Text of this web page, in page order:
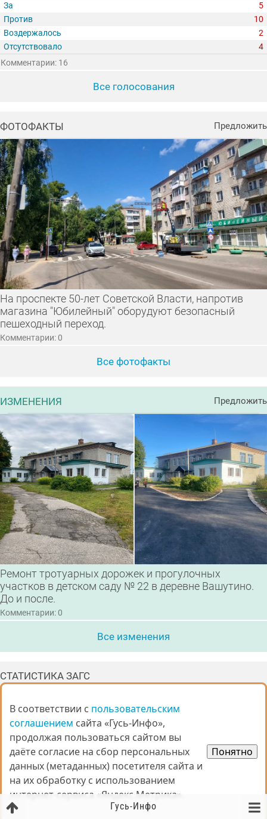
За
5
Против
10
Воздержалось
2
Отсутствовало
4
Комментарии: 16
Все голосования
ФОТОФАКТЫ Предложить
На проспекте 50-лет Советской Власти, напротив
магазина "Юбилейный" оборудуют безопасный
пешеходный переход.
Комментарии: 0
Все фотофакты
ИЗМЕНЕНИЯ Предложить
Ремонт тротуарных дорожек и прогулочных
участков в детском саду № 22 в деревне Вашутино.
До и после.
Комментарии: 0
Все изменения
СТАТИСТИКА ЗАГС
2026 года
01.03.2026 - 31.03.2026
рождение
смерти
заключение брака
расторжение брака
установление отцовства
усыновление / удочерение
0
Гусь-Инфо
В соответствии с пользовательским
соглашением сайта «Гусь-Инфо»,
продолжая пользоваться сайтом вы
даёте согласие на сбор персональных
данных (метаданных) посетителя сайта и
на их обработку с использованием
интернет-сервиса «Яндекс.Метрика».
Понятно
В соответствии с пользовательским
соглашением сайта «Гусь-Инфо»,
продолжая пользоваться сайтом вы
даёте согласие на сбор персональных
данных (метаданных) посетителя сайта и
на их обработку с использованием
интернет-сервиса «Яндекс.Метрика».
Понятно